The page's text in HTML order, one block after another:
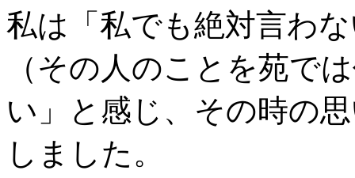
私は「私でも絶対言わ
（その人のことを苑で
い」と感じ、その時の
しました。